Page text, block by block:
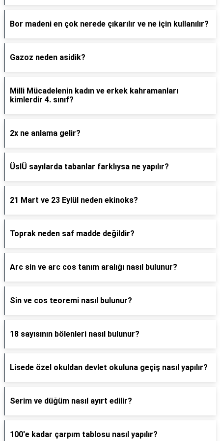
Bor madeni en çok nerede çıkarılır ve ne için kullanılır?
Gazoz neden asidik?
Milli Mücadelenin kadın ve erkek kahramanları
kimlerdir 4. sınıf?
2x ne anlama gelir?
ÜslÜ sayılarda tabanlar farklıysa ne yapılır?
21 Mart ve 23 Eylül neden ekinoks?
Toprak neden saf madde değildir?
Arc sin ve arc cos tanım aralığı nasıl bulunur?
Sin ve cos teoremi nasıl bulunur?
18 sayısının bölenleri nasıl bulunur?
Lisede özel okuldan devlet okuluna geçiş nasıl yapılır?
Serim ve düğüm nasıl ayırt edilir?
100'e kadar çarpım tablosu nasıl yapılır?